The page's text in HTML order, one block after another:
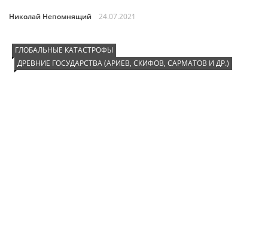
Николай Непомнящий 24.07.2021
ГЛОБАЛЬНЫЕ КАТАСТРОФЫ
ДРЕВНИЕ ГОСУДАРСТВА (АРИЕВ, СКИФОВ, САРМАТОВ И ДР.)